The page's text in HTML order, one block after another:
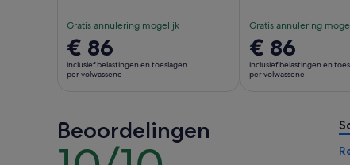
Gratis annulering mogelijk
De
prijs
is
volwassene
€ 86
inclusief belastingen en toeslagen
per volwassene
Gratis annulering
De
prijs
is
€ 86
inclusief belastingen en
per volwassene
Beoordelingen
10